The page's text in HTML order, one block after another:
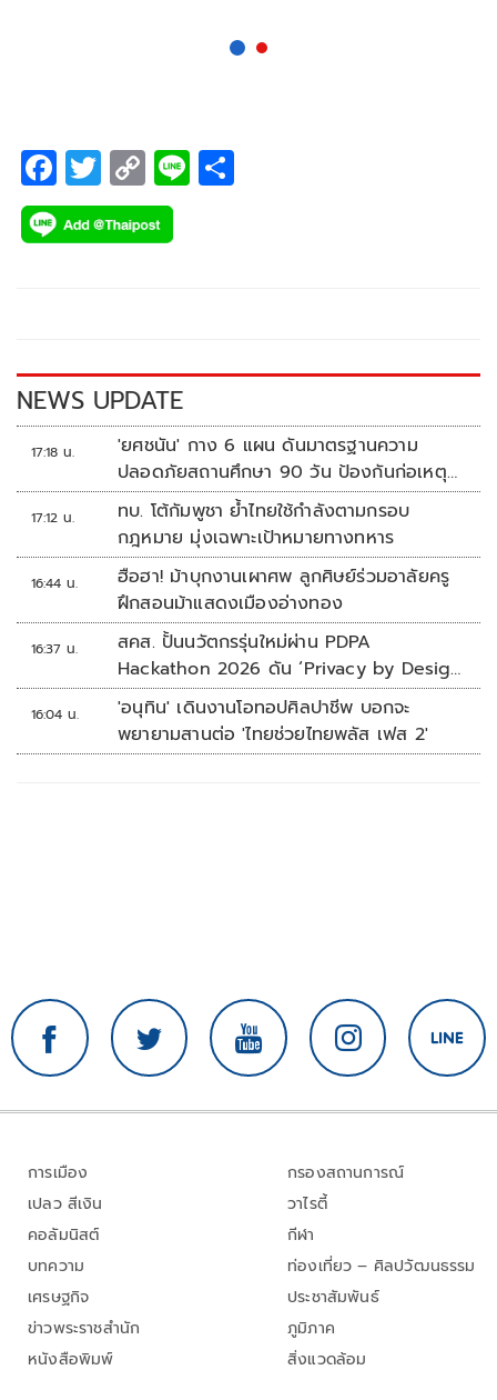
F
ac
e
k
T
wi
tt
C
o
p
k
Li
NEWS UPDATE
17:18 น.
'ยศชนัน' กาง 6 แผน ดันมาตรฐานความ
ปลอดภัยสถานศึกษา 90 วัน ป้องกันก่อเหตุ
รุนแรง
17:12 น.
ทบ. โต้กัมพูชา ย้ำไทยใช้กำลังตามกรอบ
กฎหมาย มุ่งเฉพาะเป้าหมายทางทหาร
16:44 น.
ฮือฮา! ม้าบุกงานเผาศพ ลูกศิษย์ร่วมอาลัยครู
ฝึกสอนม้าแสดงเมืองอ่างทอง
16:37 น.
สคส. ปั้นนวัตกรรุ่นใหม่ผ่าน PDPA
Hackathon 2026 ดัน ‘Privacy by Design
for all’ สู่โซลูชันคุ้มครองข้อมูลส่วนบุคคลที่
ใช้ได้จริง
16:04 น.
'อนุทิน' เดินงานโอทอปศิลปาชีพ บอกจะ
พยายามสานต่อ 'ไทยช่วยไทยพลัส เฟส 2'
การเมือง
เปลว สีเงิน
คอลัมนิสต์
บทความ
เศรษฐกิจ
ข่าวพระราชสำนัก
หนังสือพิมพ์
กรองสถานการณ์
วาไรตี้
กีฬา
ท่องเที่ยว – ศิลปวัฒนธรรม
ประชาสัมพันธ์
ภูมิภาค
สิ่งแวดล้อม